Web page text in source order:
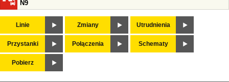
N9
Linie Zmiany Utrudnienia
Przystanki Połączenia Schematy
Pobierz